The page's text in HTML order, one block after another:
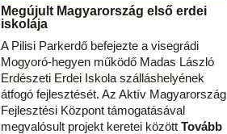
Megújult Magyarország első erdei
iskolája
A Pilisi Parkerdő befejezte a visegrádi
Mogyoró-hegyen működő Madas László
Erdészeti Erdei Iskola szálláshelyének
átfogó fejlesztését. Az Aktív Magyarország
Fejlesztési Központ támogatásával
megvalósult projekt keretei között Tovább